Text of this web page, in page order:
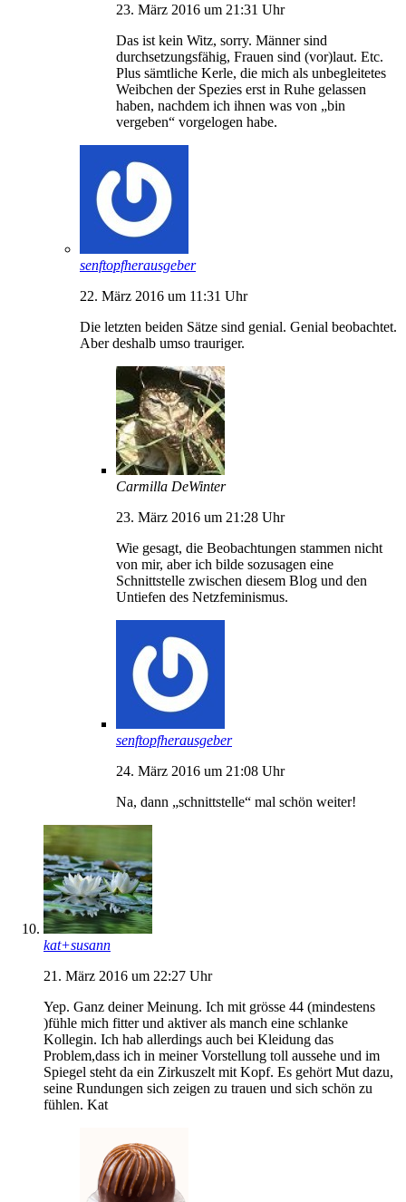
23. März 2016 um 21:31 Uhr
Das ist kein Witz, sorry. Männer sind
durchsetzungsfähig, Frauen sind (vor)laut. Etc.
Plus sämtliche Kerle, die mich als unbegleitetes
Weibchen der Spezies erst in Ruhe gelassen
haben, nachdem ich ihnen was von „bin
vergeben“ vorgelogen habe.
senftopfherausgeber
22. März 2016 um 11:31 Uhr
Die letzten beiden Sätze sind genial. Genial beobachtet.
Aber deshalb umso trauriger.
Carmilla DeWinter
23. März 2016 um 21:28 Uhr
Wie gesagt, die Beobachtungen stammen nicht
von mir, aber ich bilde sozusagen eine
Schnittstelle zwischen diesem Blog und den
Untiefen des Netzfeminismus.
senftopfherausgeber
24. März 2016 um 21:08 Uhr
Na, dann „schnittstelle“ mal schön weiter!
kat+susann
21. März 2016 um 22:27 Uhr
Yep. Ganz deiner Meinung. Ich mit grösse 44 (mindestens
)fühle mich fitter und aktiver als manch eine schlanke
Kollegin. Ich hab allerdings auch bei Kleidung das
Problem,dass ich in meiner Vorstellung toll aussehe und im
Spiegel steht da ein Zirkuszelt mit Kopf. Es gehört Mut dazu,
seine Rundungen sich zeigen zu trauen und sich schön zu
fühlen. Kat